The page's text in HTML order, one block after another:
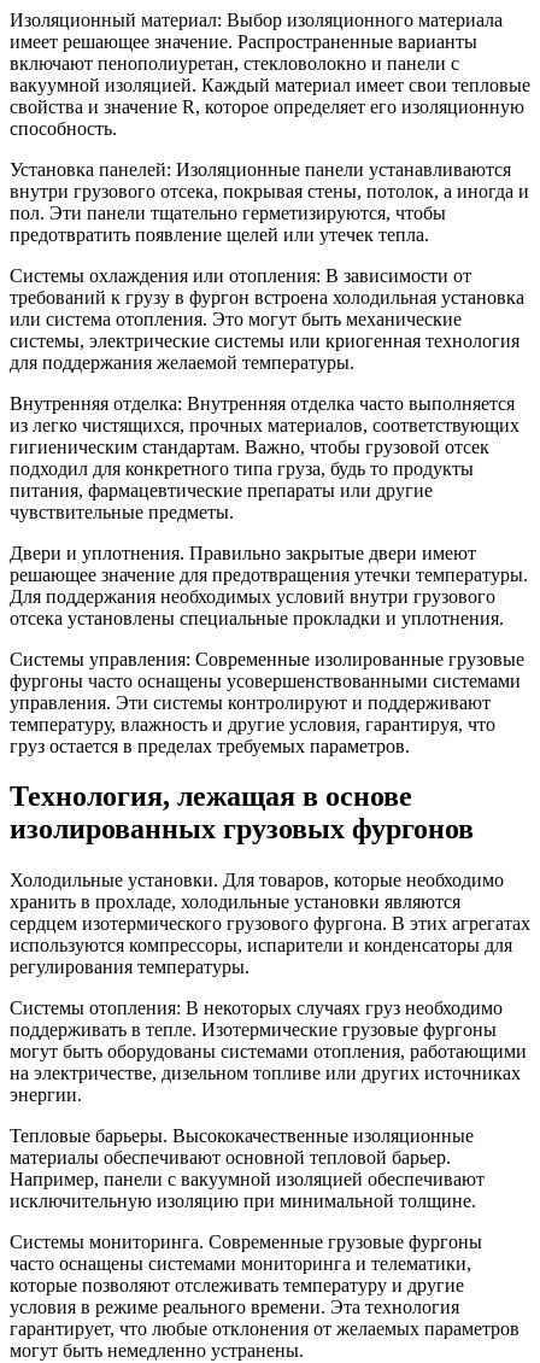
Изоляционный материал: Выбор изоляционного материала
имеет решающее значение. Распространенные варианты
включают пенополиуретан, стекловолокно и панели с
вакуумной изоляцией. Каждый материал имеет свои тепловые
свойства и значение R, которое определяет его изоляционную
способность.
Установка панелей: Изоляционные панели устанавливаются
внутри грузового отсека, покрывая стены, потолок, а иногда и
пол. Эти панели тщательно герметизируются, чтобы
предотвратить появление щелей или утечек тепла.
Системы охлаждения или отопления: В зависимости от
требований к грузу в фургон встроена холодильная установка
или система отопления. Это могут быть механические
системы, электрические системы или криогенная технология
для поддержания желаемой температуры.
Внутренняя отделка: Внутренняя отделка часто выполняется
из легко чистящихся, прочных материалов, соответствующих
гигиеническим стандартам. Важно, чтобы грузовой отсек
подходил для конкретного типа груза, будь то продукты
питания, фармацевтические препараты или другие
чувствительные предметы.
Двери и уплотнения. Правильно закрытые двери имеют
решающее значение для предотвращения утечки температуры.
Для поддержания необходимых условий внутри грузового
отсека установлены специальные прокладки и уплотнения.
Системы управления: Современные изолированные грузовые
фургоны часто оснащены усовершенствованными системами
управления. Эти системы контролируют и поддерживают
температуру, влажность и другие условия, гарантируя, что
груз остается в пределах требуемых параметров.
Технология, лежащая в основе
изолированных грузовых фургонов
Холодильные установки. Для товаров, которые необходимо
хранить в прохладе, холодильные установки являются
сердцем изотермического грузового фургона. В этих агрегатах
используются компрессоры, испарители и конденсаторы для
регулирования температуры.
Системы отопления: В некоторых случаях груз необходимо
поддерживать в тепле. Изотермические грузовые фургоны
могут быть оборудованы системами отопления, работающими
на электричестве, дизельном топливе или других источниках
энергии.
Тепловые барьеры. Высококачественные изоляционные
материалы обеспечивают основной тепловой барьер.
Например, панели с вакуумной изоляцией обеспечивают
исключительную изоляцию при минимальной толщине.
Системы мониторинга. Современные грузовые фургоны
часто оснащены системами мониторинга и телематики,
которые позволяют отслеживать температуру и другие
условия в режиме реального времени. Эта технология
гарантирует, что любые отклонения от желаемых параметров
могут быть немедленно устранены.